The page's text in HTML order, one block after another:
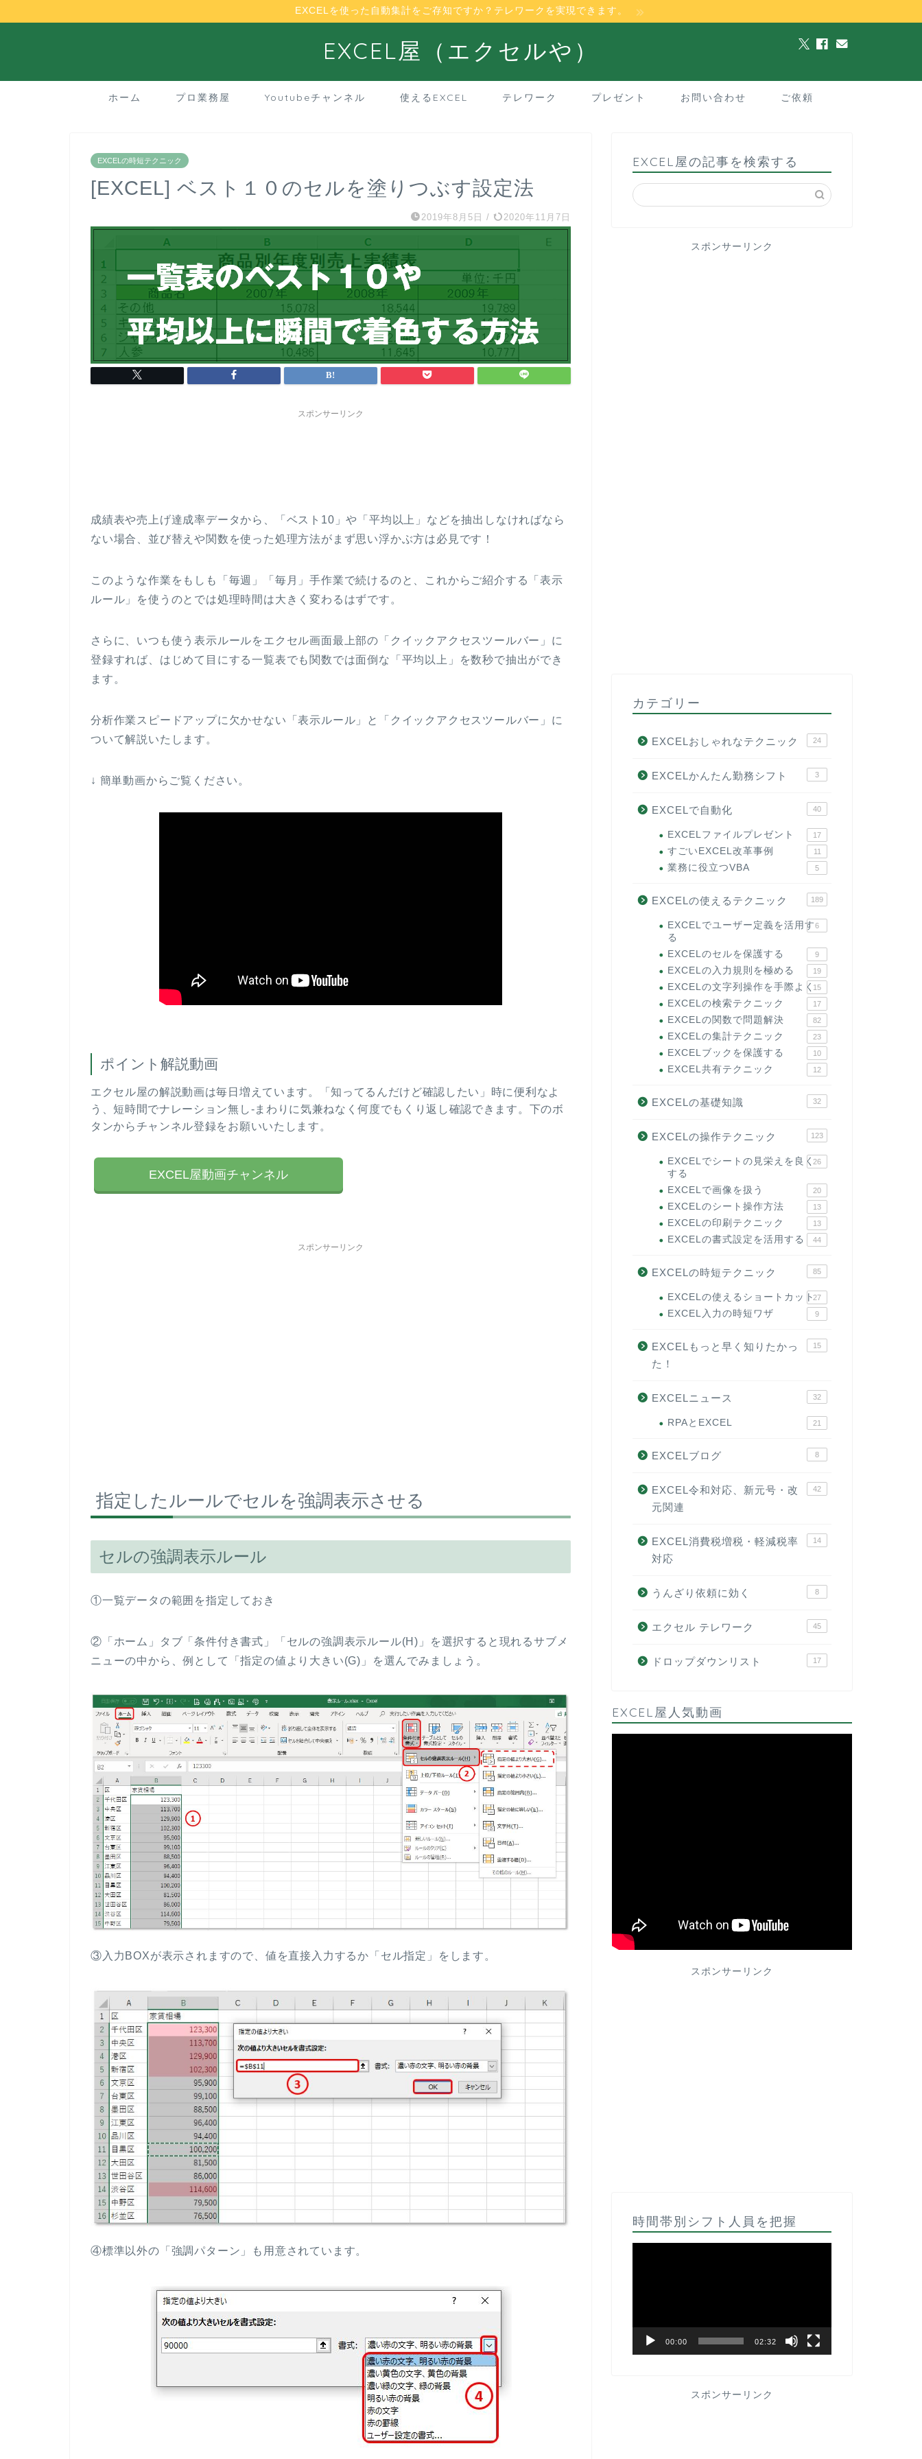
EXCELを使った自動集計をご存知ですか？テレワークを実現できます。
EXCEL屋（エクセルや）
ホーム プロ業務屋 Youtubeチャンネル 使えるEXCEL テレワーク プレゼント お問い合わせ ご依頼
EXCELの時短テクニック
[EXCEL] ベスト１０のセルを塗りつぶす設定法
2019年8月5日 / 2020年11月7日
スポンサーリンク
成績表や売上げ達成率データから、「ベスト10」や「平均以上」などを抽出しなければなら
ない場合、並び替えや関数を使った処理方法がまず思い浮かぶ方は必見です！
このような作業をもしも「毎週」「毎月」手作業で続けるのと、これからご紹介する「表示
ルール」を使うのとでは処理時間は大きく変わるはずです。
さらに、いつも使う表示ルールをエクセル画面最上部の「クイックアクセスツールバー」に
登録すれば、はじめて目にする一覧表でも関数では面倒な「平均以上」を数秒で抽出ができ
ます。
分析作業スピードアップに欠かせない「表示ルール」と「クイックアクセスツールバー」に
ついて解説いたします。
↓ 簡単動画からご覧ください。
ポイント解説動画
エクセル屋の解説動画は毎日増えています。「知ってるんだけど確認したい」時に便利なよ
う、短時間でナレーション無し-まわりに気兼ねなく何度でもくり返し確認できます。下のボ
タンからチャンネル登録をお願いいたします。
EXCEL屋動画チャンネル
スポンサーリンク
指定したルールでセルを強調表示させる
セルの強調表示ルール
①一覧データの範囲を指定しておき
②「ホーム」タブ「条件付き書式」「セルの強調表示ルール(H)」を選択すると現れるサブメ
ニューの中から、例として「指定の値より大きい(G)」を選んでみましょう。
③入力BOXが表示されますので、値を直接入力するか「セル指定」をします。
④標準以外の「強調パターン」も用意されています。
EXCEL屋の記事を検索する
スポンサーリンク
カテゴリー
EXCELおしゃれなテクニック 24
EXCELかんたん勤務シフト 3
EXCELで自動化 40
EXCELファイルプレゼント 17
すごいEXCEL改革事例 11
業務に役立つVBA 5
EXCELの使えるテクニック 189
EXCELでユーザー定義を活用す
る
6
EXCELのセルを保護する 9
EXCELの入力規則を極める 19
EXCELの文字列操作を手際よく15
EXCELの検索テクニック 17
EXCELの関数で問題解決 82
EXCELの集計テクニック 23
EXCELブックを保護する 10
EXCEL共有テクニック 12
EXCELの基礎知識 32
EXCELの操作テクニック 123
EXCELでシートの見栄えを良く
する
26
EXCELで画像を扱う 20
EXCELのシート操作方法 13
EXCELの印刷テクニック 13
EXCELの書式設定を活用する 44
EXCELの時短テクニック 85
EXCELの使えるショートカット27
EXCEL入力の時短ワザ 9
EXCELもっと早く知りたかっ
た！
15
EXCELニュース 32
RPAとEXCEL 21
EXCELブログ 8
EXCEL令和対応、新元号・改
元関連
42
EXCEL消費税増税・軽減税率
対応
14
うんざり依頼に効く 8
エクセル テレワーク 45
ドロップダウンリスト 17
EXCEL屋人気動画
スポンサーリンク
時間帯別シフト人員を把握
00:00 02:32
スポンサーリンク